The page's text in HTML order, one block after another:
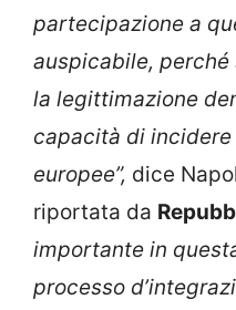
partecipazione a
auspicabile,
la legittimazione
capacità di
europee”, dice
riportata da
importante in
processo